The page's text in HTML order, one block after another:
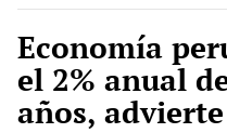
Economía
el 2% anual
años,